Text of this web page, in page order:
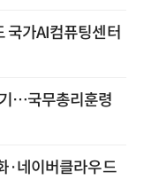
가AI컴퓨팅센터
…국무총리훈령
·네이버클라우드